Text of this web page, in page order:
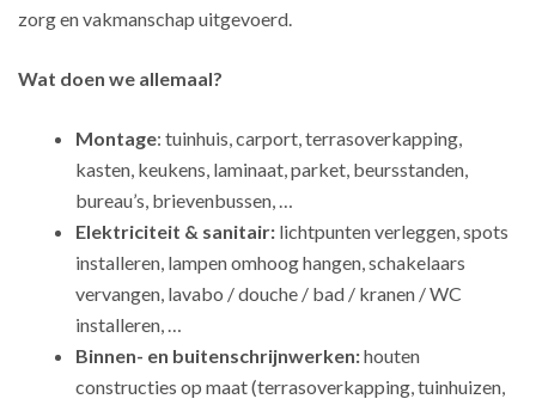
zorg en vakmanschap uitgevoerd.
Wat doen we allemaal?
Montage: tuinhuis, carport, terrasoverkapping,
kasten, keukens, laminaat, parket, beursstanden,
bureau’s, brievenbussen, …
Elektriciteit & sanitair: lichtpunten verleggen, spots
installeren, lampen omhoog hangen, schakelaars
vervangen, lavabo / douche / bad / kranen / WC
installeren, …
Binnen- en buitenschrijnwerken:houten
constructies op maat (terrasoverkapping, tuinhuizen,